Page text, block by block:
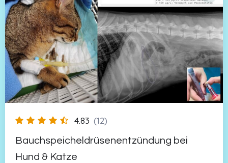
4.83 (12)
Bauchspeicheldrüsenentzündung bei
Hund & Katze